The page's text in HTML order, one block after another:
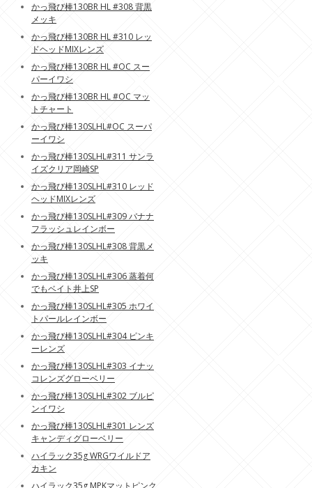
かっ飛び棒130BR HL #308 背黒
メッキ
かっ飛び棒130BR HL #310 レッ
ドヘッドMIXレンズ
かっ飛び棒130BR HL #OC スー
パーイワシ
かっ飛び棒130BR HL #OC マッ
トチャート
かっ飛び棒130SLHL#OC スーパ
ーイワシ
かっ飛び棒130SLHL#311 サンラ
イズクリア岡崎SP
かっ飛び棒130SLHL#310 レッド
ヘッドMIXレンズ
かっ飛び棒130SLHL#309 バナナ
フラッシュレインボー
かっ飛び棒130SLHL#308 背黒メ
ッキ
かっ飛び棒130SLHL#306 蒸着何
でもベイト井上SP
かっ飛び棒130SLHL#305 ホワイ
トパールレインボー
かっ飛び棒130SLHL#304 ピンキ
ーレンズ
かっ飛び棒130SLHL#303 イナッ
コレンズグローベリー
かっ飛び棒130SLHL#302 ブルピ
ンイワシ
かっ飛び棒130SLHL#301 レンズ
キャンディグローベリー
ハイラック35g WRGワイルドア
カキン
ハイラック35g MPKマットピンク